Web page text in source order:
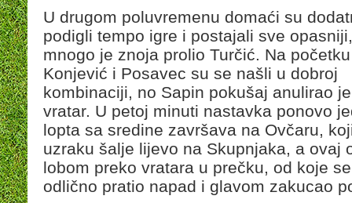
U drugom poluvremenu domaći su
podigli tempo igre i postajali sve opasniji,
mnogo je znoja prolio Turčić. Na početku
Konjević i Posavec su se našli u dobroj
kombinaciji, no Sapin pokušaj anulirao je
vratar. U petoj minuti nastavka ponovo
lopta sa sredine završava na Ovčaru,
uzraku šalje lijevo na Skupnjaka, a ovaj
lobom preko vratara u prečku, od koje
odlično pratio napad i glavom zakucao